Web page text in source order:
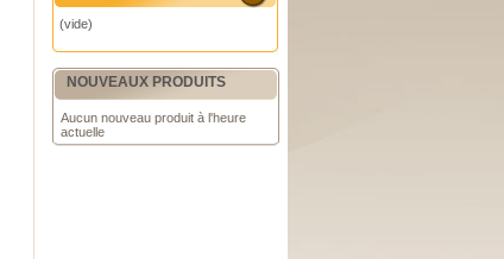
(vide)
NOUVEAUX PRODUITS
Aucun nouveau produit à l'heure
actuelle